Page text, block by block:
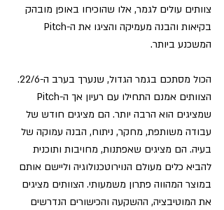
צוותים עולים לגמר, אלו שהוכיחו באופן מובהק
המשכנע ביותר.
הכול מסתכם בגמר הגדול, שנערך בערב ה-22/6.
שמציגים הוא הרבה יותר. הם מציגים חודש של
עבודה משותפת, מחקר, ניתוח, הבנה עמוקה של
בעיה. הם מציגים שאפתנות, מחויבות ותוכנית
להביא כלים מעולם הנוירוטכנולוגיה וליישם אותם
במוצר המהווה פתרון משמעותי. הצוותים מציגים
את המוטיבציה, ההשקעה והכישורים הנדרשים